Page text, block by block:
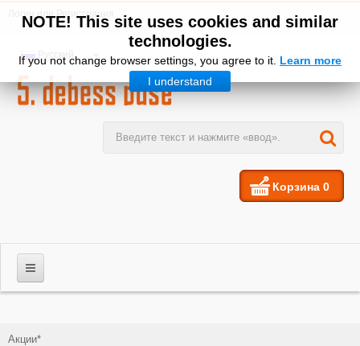
NOTE! This site uses cookies and similar
technologies.
If you not change browser settings, you agree to it. Learn more
I understand
Логин илиРегистрация
Русский
Корзина 0
Акции*